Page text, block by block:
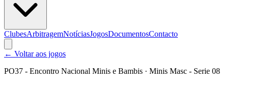
ClubesArbitragemNotíciasJogosDocumentosContacto
← Voltar aos jogos
PO37 - Encontro Nacional Minis e Bambis · Minis Masc - Serie 08